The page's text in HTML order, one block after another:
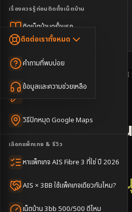
เน็ตบ้านพร้อมกล่องทีวี
เน็ตบ้าน + Netflix
เน็ตบ้าน + บริการเสริม
เน็ตบ้านแรงทุกชั้น
Dongle เน็ตสำรอง
เรื่องควรรู้ก่อนติดตั้งเน็ตบ้าน
ติดเน็ตบ้านครั้งแรก
เทคนิคขอคิวช่างได้ไว
วิธีปักหมุด Google Maps
เลือกแพ็กเกจ & รีวิว
หาแพ็กเกจ AIS Fibre 3 ที่ใช่ ปี 2026
AIS × 3BB ใช้แพ็คเกจเดียวกันไหม?
เน็ตบ้าน 3bb 500/500 ดีไหม
ติดต่อเราทั้งหมด
คำถามที่พบบ่อย
ข้อมูลและความช่วยเหลือ
🇹🇭🇬🇧
1-
3BB & AIS Fibre
รับติดตั้งเน็ตบ้าน
Fibre
อำเภอเมืองพิษ